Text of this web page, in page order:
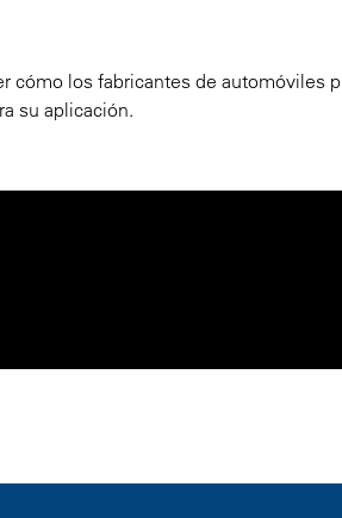
cómo los fabricantes de automóviles
su aplicación.